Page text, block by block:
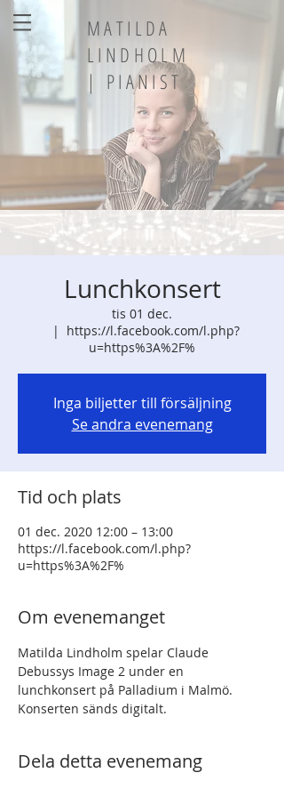
MATILDA
LINDHOLM
| PIANIST
Lunchkonsert
tis 01 dec.
  |
https://l.facebook.com/l.php?
u=https%3A%2F%
Inga biljetter till försäljning
Se andra evenemang
Tid och plats
01 dec. 2020 12:00 – 13:00
https://l.facebook.com/l.php?
u=https%3A%2F%
Om evenemanget
Matilda Lindholm spelar Claude
Debussys Image 2 under en
lunchkonsert på Palladium i Malmö.
Konserten sänds digitalt.
Dela detta evenemang